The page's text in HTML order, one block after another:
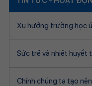
Xu hướng trường học
Sức trẻ và nhiệt huyết
Chính chúng ta tạo